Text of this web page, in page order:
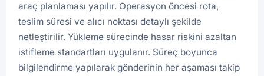
araç planlaması yapılır. Operasyon öncesi rota,
teslim süresi ve alıcı noktası detaylı şekilde
netleştirilir. Yükleme sürecinde hasar riskini azaltan
istifleme standartları uygulanır. Süreç boyunca
bilgilendirme yapılarak gönderinin her aşaması takip